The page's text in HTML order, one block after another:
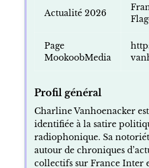
Actualité 2026
Page
MookoobMedia
Profil général
Charline Vanhoenacker
identifiée à la satire
radiophonique. Sa
autour de chroniques
collectifs sur France Inter